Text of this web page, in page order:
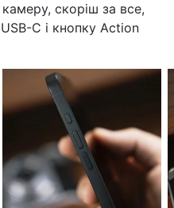
скоріш за все,
C і кнопку Action